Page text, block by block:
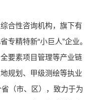
合性咨询机构，旗下有
专精特新“小巨人”企业。
要素项目管理等产业链
规划、甲级测绘等执业
（市、区），致力于为